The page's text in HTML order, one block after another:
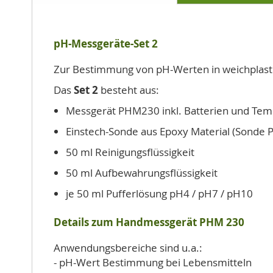
pH-Messgeräte-Set 2
Zur Bestimmung von pH-Werten in
DasSet 2 besteht aus:
Messgerät PHM230 inkl. Batterien und
Einstech-Sonde aus Epoxy Material (Sonde
50 ml Reinigungsflüssigkeit
50 ml Aufbewahrungsflüssigkeit
je 50 ml Pufferlösung pH4 / pH7 / pH10
Details zum Handmessgerät PHM 230
Anwendungsbereiche sind u.a.:
- pH-Wert Bestimmung bei Lebensmitteln